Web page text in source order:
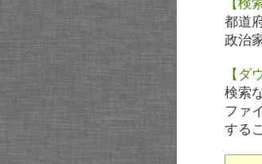
【検
都道
政治
【ダ
検索
ファ
する